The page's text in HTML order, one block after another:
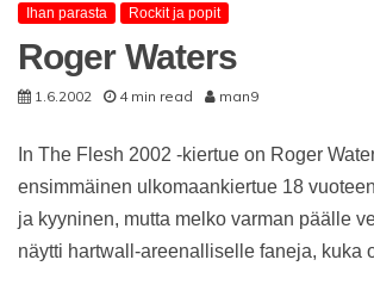
Ihan parasta Rockit ja popit
Roger Waters
1.6.2002 4 min read man9
In The Flesh 2002 -kiertue on Roger
ensimmäinen ulkomaankiertue 18
ja kyyninen, mutta melko varman päälle
näytti hartwall-areenalliselle faneja, kuka